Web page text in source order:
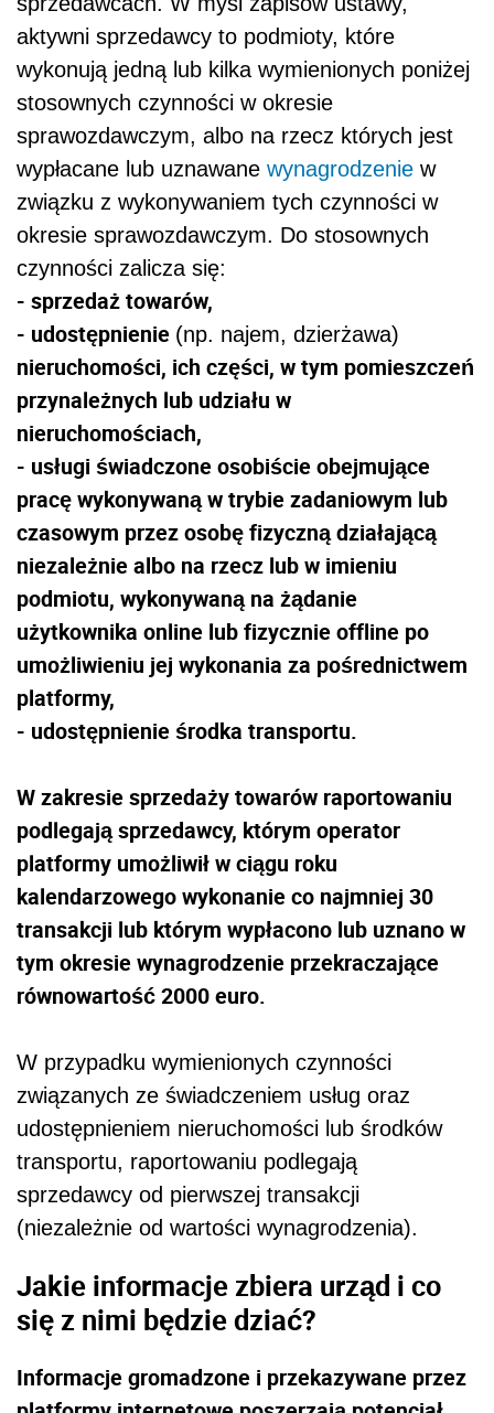
aktywni sprzedawcy to podmioty, które
wykonują jedną lub kilka wymienionych poniżej
stosownych czynności w okresie
sprawozdawczym, albo na rzecz których jest
wypłacane lub uznawane wynagrodzenie w
związku z wykonywaniem tych czynności w
okresie sprawozdawczym. Do stosownych
czynności zalicza się:
- sprzedaż towarów,
- udostępnienie (np. najem, dzierżawa)
nieruchomości, ich części, w tym pomieszczeń
przynależnych lub udziału w
nieruchomościach,
- usługi świadczone osobiście obejmujące
pracę wykonywaną w trybie zadaniowym lub
czasowym przez osobę fizyczną działającą
niezależnie albo na rzecz lub w imieniu
podmiotu, wykonywaną na żądanie
użytkownika online lub fizycznie offline po
umożliwieniu jej wykonania za pośrednictwem
platformy,
- udostępnienie środka transportu.
W zakresie sprzedaży towarów raportowaniu
podlegają sprzedawcy, którym operator
platformy umożliwił w ciągu roku
kalendarzowego wykonanie co najmniej 30
transakcji lub którym wypłacono lub uznano w
tym okresie wynagrodzenie przekraczające
równowartość 2000 euro.
W przypadku wymienionych czynności
związanych ze świadczeniem usług oraz
udostępnieniem nieruchomości lub środków
transportu, raportowaniu podlegają
sprzedawcy od pierwszej transakcji
(niezależnie od wartości wynagrodzenia).
Jakie informacje zbiera urząd i co
się z nimi będzie dziać?
Informacje gromadzone i przekazywane przez